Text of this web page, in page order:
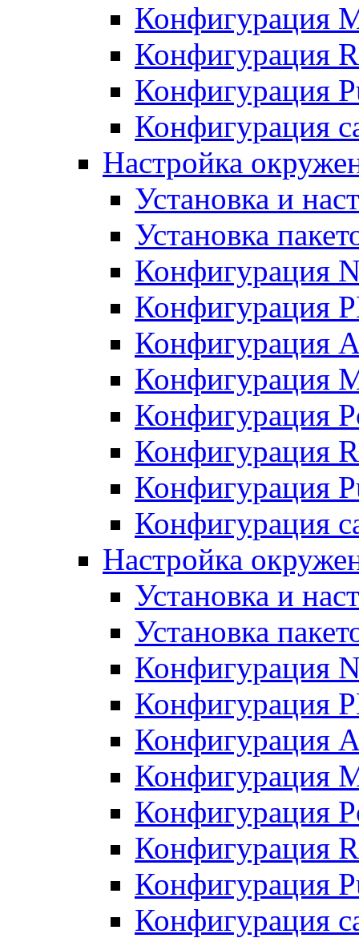
Конфигурация
Конфигурация
Конфигурация
Конфигурация
Настройка
Установка и
Установка
Конфигурация
Конфигурация
Конфигурация
Конфигурация
Конфигурация
Конфигурация
Конфигурация
Конфигурация
Настройка
Установка и
Установка
Конфигурация
Конфигурация
Конфигурация
Конфигурация
Конфигурация
Конфигурация
Конфигурация
Конфигурация